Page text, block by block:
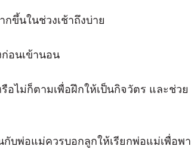
ขึ้นในช่วงเช้าถึงบ่าย
ก่อนเข้านอน
อไม่ก็ตามเพื่อฝึกให้เป็นกิจวัตร และช่วย
บพ่อแม่ควรบอกลูกให้เรียกพ่อแม่เพื่อพา